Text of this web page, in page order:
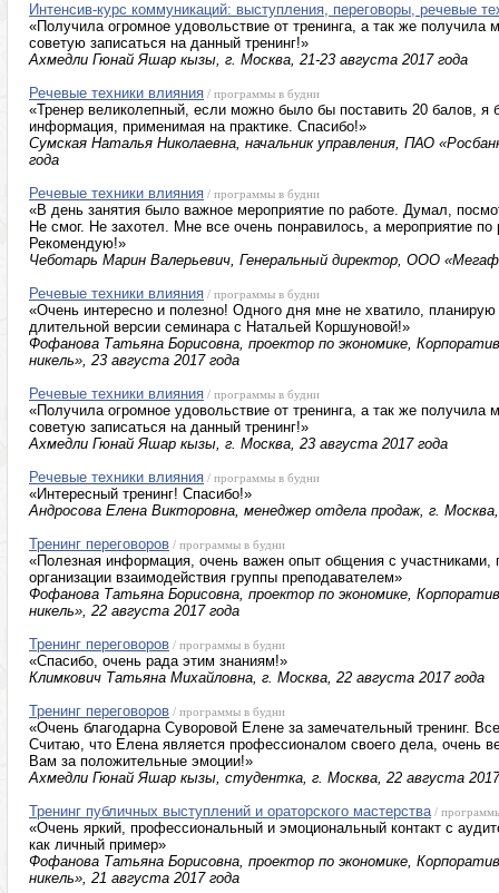
Интенсив-курс коммуникаций: выступления, переговоры, речевые
«Получила огромное удовольствие от тренинга, а так же
советую записаться на данный тренинг!»
Ахмедли Гюнай Яшар кызы, г. Москва, 21-23 августа 2017 года
Речевые техники влияния / программы в будни
«Тренер великолепный, если можно было бы поставить 20 балов, я
информация, применимая на практике. Спасибо!»
Сумская Наталья Николаевна, начальник управления, ПАО
года
Речевые техники влияния / программы в будни
«В день занятия было важное мероприятие по работе. Думал,
Не смог. Не захотел. Мне все очень понравилось, а мероприятие по
Рекомендую!»
Чеботарь Марин Валерьевич, Генеральный директор, ООО
Речевые техники влияния / программы в будни
«Очень интересно и полезно! Одного дня мне не хватило,
длительной версии семинара с Натальей Коршуновой!»
Фофанова Татьяна Борисовна, проектор по экономике,
никель», 23 августа 2017 года
Речевые техники влияния / программы в будни
«Получила огромное удовольствие от тренинга, а так же
советую записаться на данный тренинг!»
Ахмедли Гюнай Яшар кызы, г. Москва, 23 августа 2017 года
Речевые техники влияния / программы в будни
«Интересный тренинг! Спасибо!»
Андросова Елена Викторовна, менеджер отдела продаж, г.
Тренинг переговоров / программы в будни
«Полезная информация, очень важен опыт общения с участниками,
организации взаимодействия группы преподавателем»
Фофанова Татьяна Борисовна, проектор по экономике,
никель», 22 августа 2017 года
Тренинг переговоров / программы в будни
«Спасибо, очень рада этим знаниям!»
Климкович Татьяна Михайловна, г. Москва, 22 августа 2017 года
Тренинг переговоров / программы в будни
«Очень благодарна Суворовой Елене за замечательный тренинг.
Считаю, что Елена является профессионалом своего дела, очень
Вам за положительные эмоции!»
Ахмедли Гюнай Яшар кызы, студентка, г. Москва, 22 августа
Тренинг публичных выступлений и ораторского мастерства /
«Очень яркий, профессиональный и эмоциональный контакт с
как личный пример»
Фофанова Татьяна Борисовна, проектор по экономике,
никель», 21 августа 2017 года